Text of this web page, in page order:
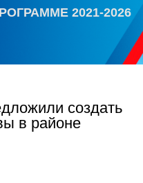
2021-2026
создать
в районе